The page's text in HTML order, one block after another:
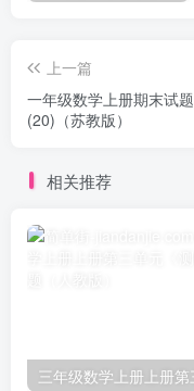
上一篇
一年级数学上册期末试题
(20)（苏教版）
相关推荐